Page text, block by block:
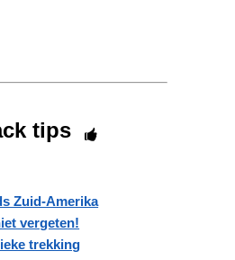
tips
Zuid-Amerika
vergeten!
trekking